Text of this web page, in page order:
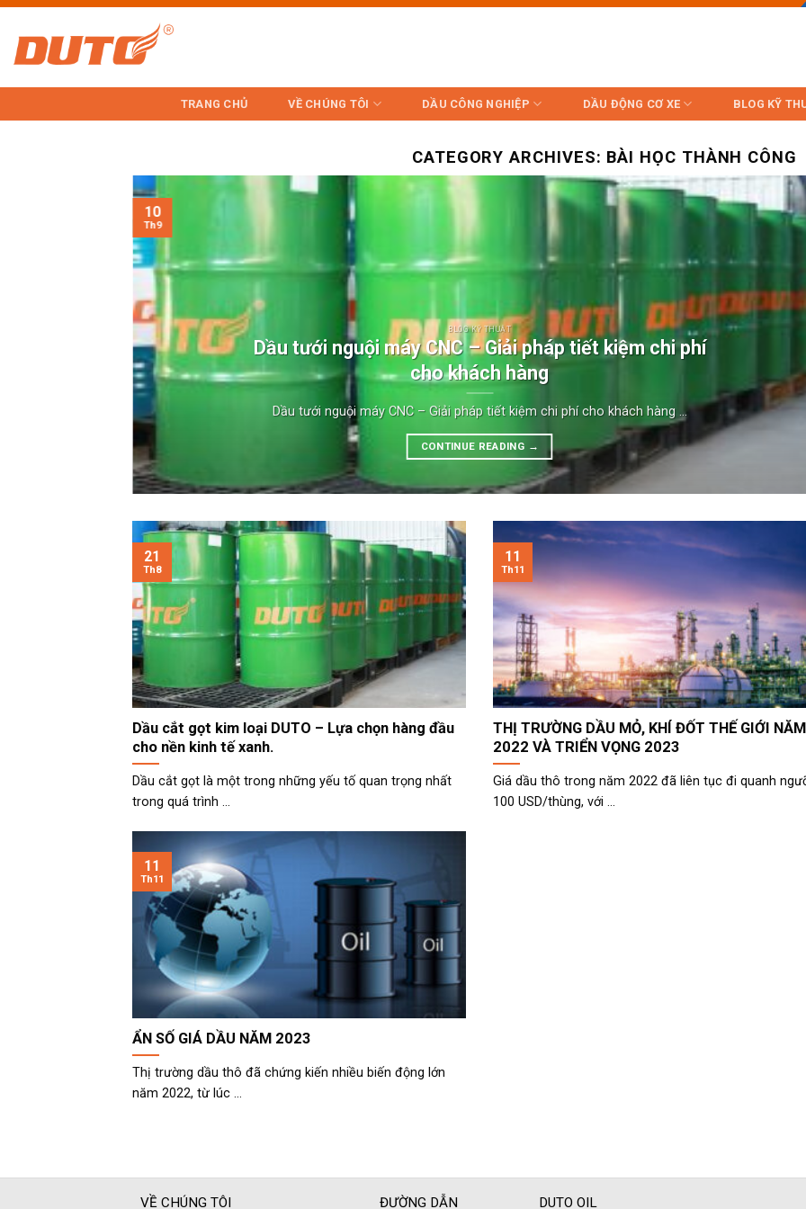
Skip
content
TRANG CHỦ VỀ CHÚNG TÔI DẦU CÔNG NGHIỆP DẦU ĐỘNG CƠ XE BLOG KỸ
CATEGORY ARCHIVES: BÀI HỌC THÀNH CÔNG
BLOG KỸ THUẬT
Dầu tưới nguội máy CNC – Giải pháp tiết kiệm chi phí
cho khách hàng
Dầu tưới nguội máy CNC – Giải pháp tiết kiệm chi phí cho khách hàng ...
CONTINUE READING →
10
Th9
Dầu cắt gọt kim loại DUTO – Lựa chọn hàng đầu
cho nền kinh tế xanh.
Dầu cắt gọt là một trong những yếu tố quan trọng nhất
trong quá trình ...
21
Th8
THỊ TRƯỜNG DẦU MỎ, KHÍ ĐỐT THẾ GIỚI NĂM
2022 VÀ TRIỂN VỌNG 2023
Giá dầu thô trong năm 2022 đã liên tục đi quanh
100 USD/thùng, với ...
11
Th11
ẨN SỐ GIÁ DẦU NĂM 2023
Thị trường dầu thô đã chứng kiến nhiều biến động lớn
năm 2022, từ lúc ...
11
Th11
VỀ CHÚNG TÔI ĐƯỜNG DẪN DUTO OIL